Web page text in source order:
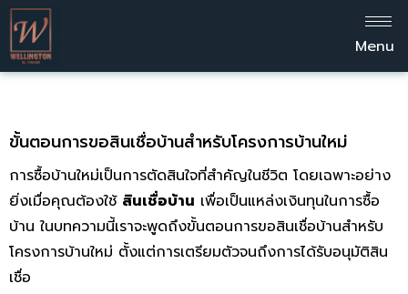
Menu
ขั้นตอนการขอสินเชื่อบ้านสำหรับโครงการบ้านใหม่
การซื้อบ้านใหม่เป็นการตัดสินใจที่สำคัญในชีวิต โดยเฉพาะอย่าง
ยิ่งเมื่อคุณต้องใช้ สินเชื่อบ้าน เพื่อเป็นแหล่งเงินทุนในการซื้อ
บ้าน ในบทความนี้เราจะพูดถึงขั้นตอนการขอสินเชื่อบ้านสำหรับ
โครงการบ้านใหม่ ตั้งแต่การเตรียมตัวจนถึงการได้รับอนุมัติสิน
เชื่อ